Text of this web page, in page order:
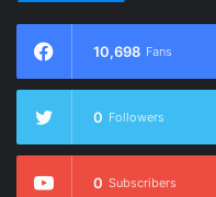
10,698 Fans
0 Followers
0 Subscribers